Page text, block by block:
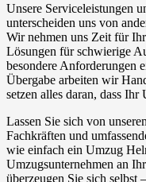
Unsere Serviceleistungen
unterscheiden uns von
Wir nehmen uns Zeit für
Lösungen für schwierige
besondere Anforderungen
Übergabe arbeiten wir
setzen alles daran, dass
Lassen Sie sich von
Fachkräften und
wie einfach ein Umzug
Umzugsunternehmen an
überzeugen Sie sich selbst